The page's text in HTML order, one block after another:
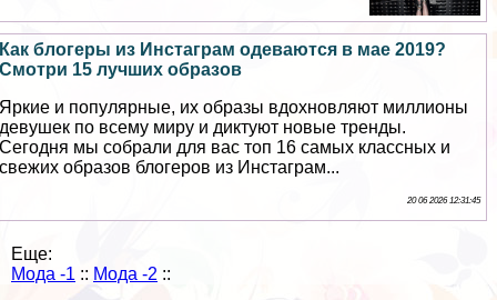
Как блогеры из Инстаграм одеваются в мае 2019?
Смотри 15 лучших образов
Яркие и популярные, их образы вдохновляют миллионы
дeвyшек по всему миру и диктуют новые тренды.
Сегодня мы собрали для вас топ 16 самых классных и
свежих образов блогеров из Инстаграм...
20 06 2026 12:31:45
Еще:
Мода -1 :: Мода -2 ::